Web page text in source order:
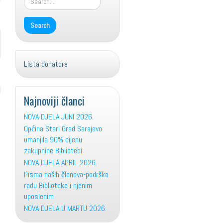
Lista donatora
Najnoviji članci
NOVA DJELA JUNI 2026.
Općina Stari Grad Sarajevo
umanjila 90% cijenu
zakupnine Biblioteci
NOVA DJELA APRIL 2026.
Pisma naših članova-podrška
radu Biblioteke i njenim
uposlenim
NOVA DJELA U MARTU 2026.